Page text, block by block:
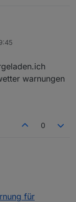
warnungen
0
gern das skript
für